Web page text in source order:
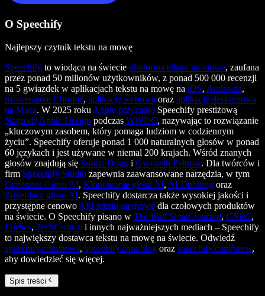
O Speechify
Najlepszy czytnik tekstu na mowę
Speechify to wiodąca na świecie platforma tekstu na mowę, zaufana
przez ponad 50 milionów użytkowników, z ponad 500 000 recenzji
na 5 gwiazdek w aplikacjach tekstu na mowę na iOS, Androida,
rozszerzenie Chrome, aplikację webową oraz aplikację desktopową
na Maca. W 2025 roku Apple przyznało Speechify prestiżową
Nagrodę Apple Design podczas WWDC, nazywając to rozwiązanie
„kluczowym zasobem, który pomaga ludziom w codziennym
życiu”. Speechify oferuje ponad 1 000 naturalnych głosów w ponad
60 językach i jest używane w niemal 200 krajach. Wśród znanych
głosów znajdują się Snoop Dogg i Gwyneth Paltrow. Dla twórców i
firm Speechify Studio zapewnia zaawansowane narzędzia, w tym
Generator Głosu AI, Klonowanie głosu AI, AI Dubbing oraz
Zmieniacz głosu AI. Speechify dostarcza także wysokiej jakości i
przystępne cenowo API tekstu na mowę dla czołowych produktów
na świecie. O Speechify pisano w The Wall Street Journal, CNBC,
Forbes, TechCrunch i innych najważniejszych mediach – Speechify
to największy dostawca tekstu na mowę na świecie. Odwiedź
speechify.com/news, speechify.com/blog oraz speechify.com/press,
aby dowiedzieć się więcej.
Spis treści